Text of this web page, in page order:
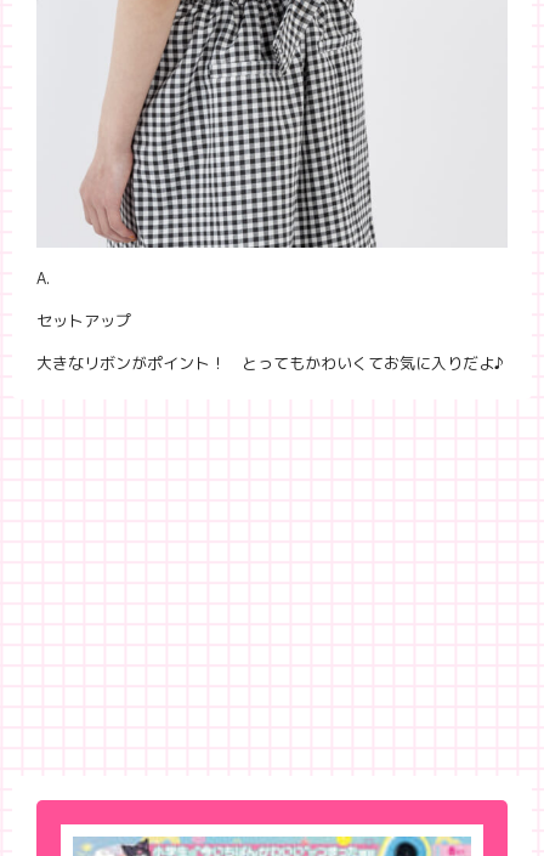
A.
セットアップ
大きなリボンがポイント！ とってもかわいくてお気に入りだよ♪